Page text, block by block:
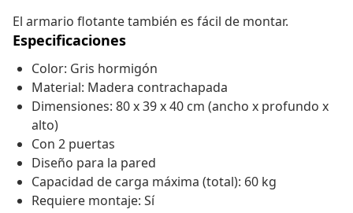
El armario flotante también es fácil de montar.
Especificaciones
Color: Gris hormigón
Material: Madera contrachapada
Dimensiones: 80 x 39 x 40 cm (ancho x profundo x
alto)
Con 2 puertas
Diseño para la pared
Capacidad de carga máxima (total): 60 kg
Requiere montaje: Sí